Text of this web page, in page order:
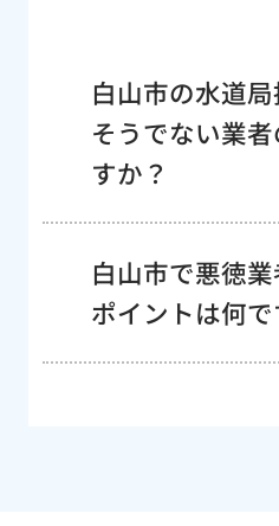
白山市の水道
そうでない業
すか？
白山市で悪徳
ポイントは何で